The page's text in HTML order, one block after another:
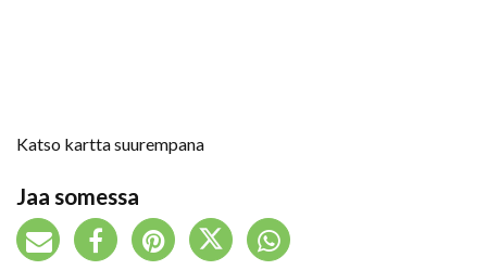
Katso kartta suurempana
Jaa somessa